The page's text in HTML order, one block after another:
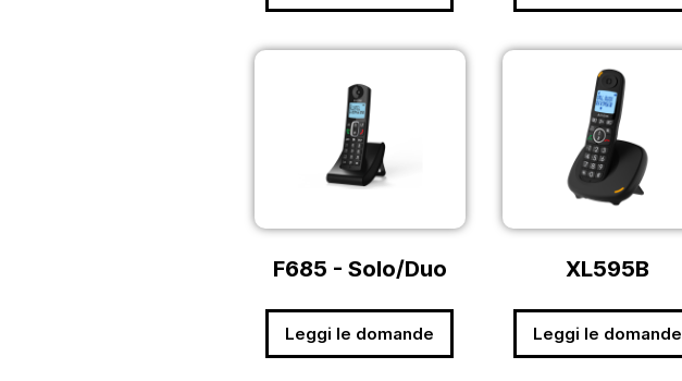
F685 - Solo/Duo
Leggi le domande
XL595B
Leggi le domande